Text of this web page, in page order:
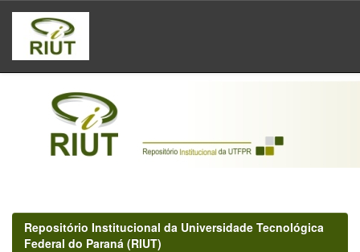
Skip
navigation
Repositório Institucional da Universidade Tecnológica
Federal do Paraná (RIUT)